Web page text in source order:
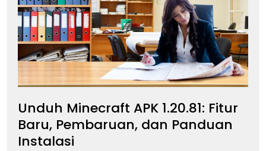
Unduh Minecraft APK 1.20.81: Fitur
Baru, Pembaruan, dan Panduan
Instalasi